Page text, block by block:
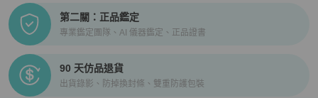
第二關：正品鑑定
專業鑑定團隊、AI 儀器鑑定、正品證書
90 天仿品退貨
出貨錄影、防掉換封條、雙重防護包裝